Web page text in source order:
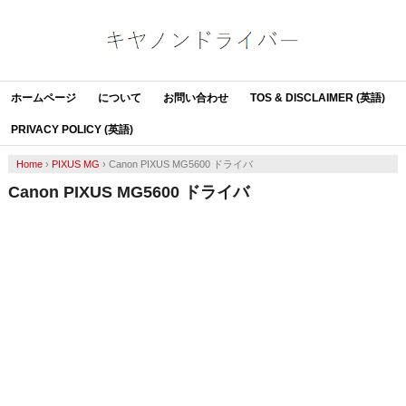
ホームページ について お問い合わせ TOS & DISCLAIMER (英語)
PRIVACY POLICY (英語)
Home› PIXUS MG › Canon PIXUS MG5600 ドライバ
Canon PIXUS MG5600 ドライバ